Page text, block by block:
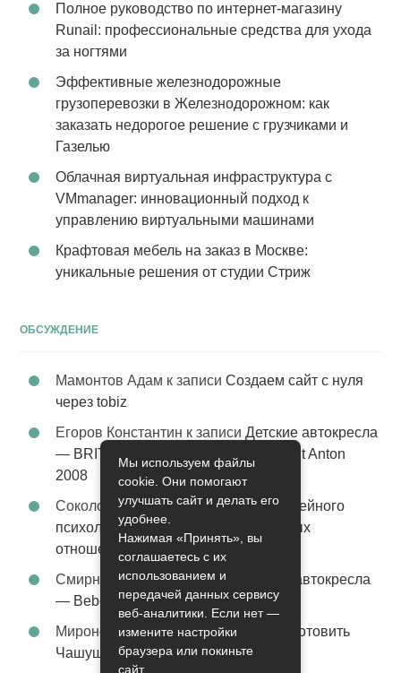
Полное руководство по интернет-магазину
Runail: профессиональные средства для ухода
за ногтями
Эффективные железнодорожные
грузоперевозки в Железнодорожном: как
заказать недорогое решение с грузчиками и
Газелью
Облачная виртуальная инфраструктура с
VMmanager: инновационный подход к
управлению виртуальными машинами
Крафтовая мебель на заказ в Москве:
уникальные решения от студии Стриж
ОБСУЖДЕНИЕ
Мамонтов Адам к записиСоздаем сайт с нуля
через tobiz
Егоров Константин к записиДетские автокресла
— BRITAX Evolva 1-2-3 (1-2-3) цвет St Anton
2008
Соколова Эльзак записиУслуги семейного
психолога – стабильность в семейных
отношениях
Смирнова Грацияк записи
Детские автокресла
— Bebe Confort Moby цвет Orange
Миронов Никифорк записи
Как приготовить
Чашушули
Мы используем файлы
cookie. Они помогают
улучшать сайт и делать его
удобнее.
Нажимая «Принять», вы
соглашаетесь с их
использованием и
передачей данных сервису
веб-аналитики. Если нет —
измените настройки
браузера или покиньте
сайт.